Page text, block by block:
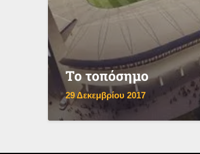
Το τοπόσημο
29 Δεκεμβρίου 2017